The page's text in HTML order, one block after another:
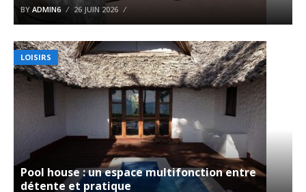
BY ADMIN6 26 JUIN 2026
LOISIRS
Pool house : un espace multifonction entre
détente et pratique